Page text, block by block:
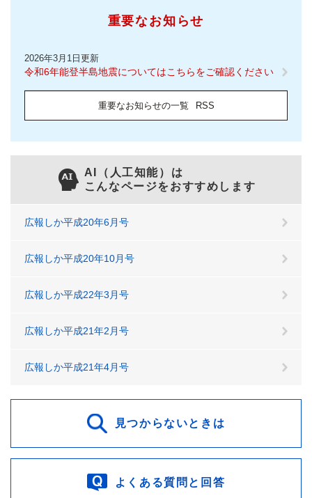
重要なお知らせ
2026年3月1日更新
令和6年能登半島地震についてはこちらをご確認ください
重要なお知らせの一覧 RSS
AI（人工知能）は
こんなページをおすすめします
広報しか平成20年6月号
広報しか平成20年10月号
広報しか平成22年3月号
広報しか平成21年2月号
広報しか平成21年4月号
見つからないときは
よくある質問と回答